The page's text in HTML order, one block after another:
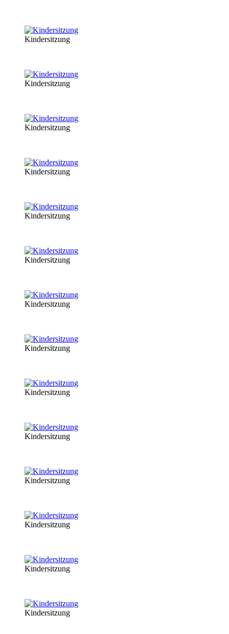
Kindersitzung
Kindersitzung
Kindersitzung
Kindersitzung
Kindersitzung
Kindersitzung
Kindersitzung
Kindersitzung
Kindersitzung
Kindersitzung
Kindersitzung
Kindersitzung
Kindersitzung
Kindersitzung